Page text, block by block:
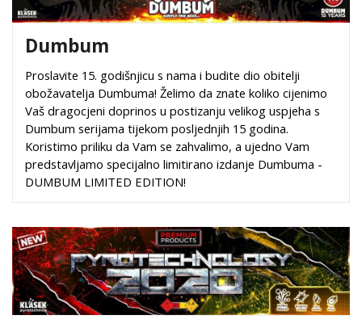
Dumbum
Proslavite 15. godišnjicu s nama i budite dio obitelji
obožavatelja Dumbuma! Želimo da znate koliko cijenimo
Vaš dragocjeni doprinos u postizanju velikog uspjeha s
Dumbum serijama tijekom posljednjih 15 godina.
Koristimo priliku da Vam se zahvalimo, a ujedno Vam
predstavljamo specijalno limitirano izdanje Dumbuma -
DUMBUM LIMITED EDITION!